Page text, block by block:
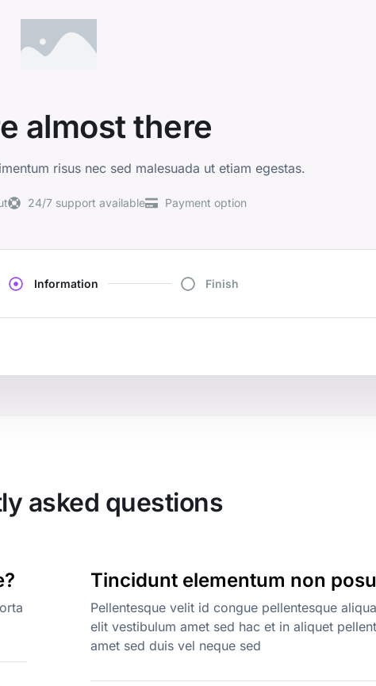
almost there
risus nec sed malesuada ut etiam egestas.
24/7 support available Payment option
Information Finish
asked questions
Tincidunt elementum non
Pellentesque velit id congue pellentesque
elit vestibulum amet sed hac et in aliquet
amet sed duis vel neque sed